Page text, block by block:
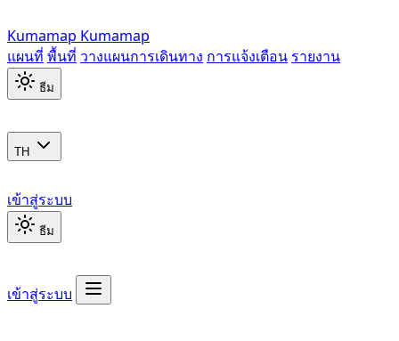
Kumamap Kumamap
แผนที่ พื้นที่ วางแผนการเดินทาง การแจ้งเตือน รายงาน
ธีม
TH
เข้าสู่ระบบ
ธีม
เข้าสู่ระบบ